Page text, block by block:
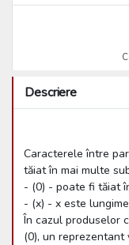
Descriere
Caracterele între
tăiat în mai multe
- (0) - poate fi tăiat
- (x) - x este
În cazul produselor
(0), un reprezentant